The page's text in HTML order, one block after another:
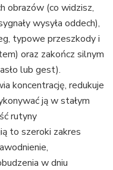
obrazów (co widzisz,
wysyła oddech),
typowe przeszkody i
oraz zakończ silnym
lub gest).
koncentrację, redukuje
ją w stałym
rutyny
to szeroki zakres
w dniu